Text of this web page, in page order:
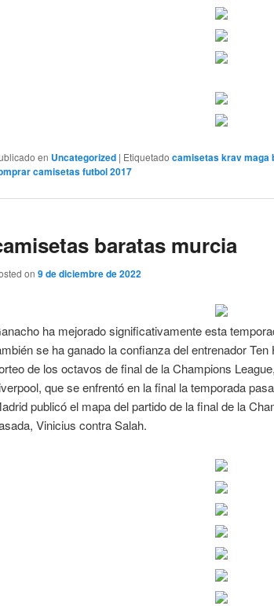
en Uncategorized | Etiquetado camisetas krav maga
camisetas futbol 2017
baratas murcia
on 9 de diciembre de 2022
ha mejorado significativamente esta
se ha ganado la confianza del entrenador
de los octavos de final de la Champions
que se enfrentó en la final la temporada
publicó el mapa del partido de la final de la
Vinicius contra Salah.